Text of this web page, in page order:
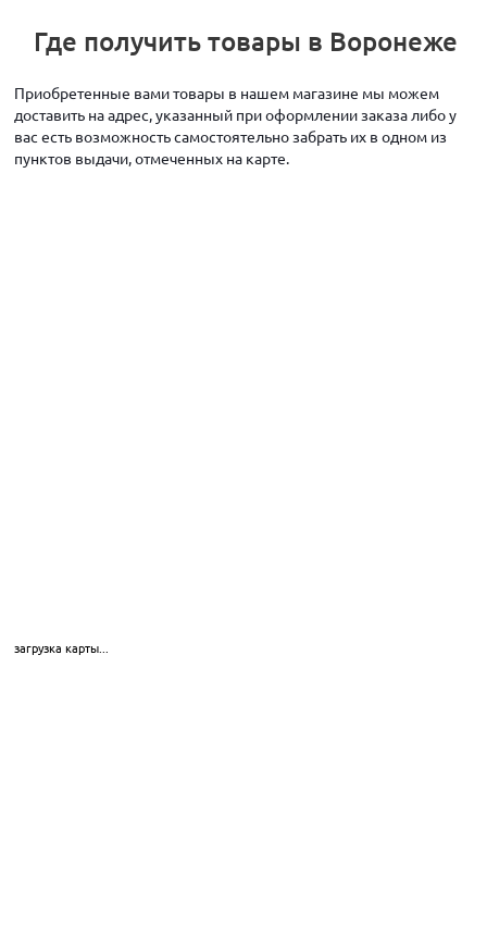
Где получить товары в Воронеже
Приобретенные вами товары в нашем магазине мы можем
доставить на адрес, указанный при оформлении заказа либо у
вас есть возможность самостоятельно забрать их в одном из
пунктов выдачи, отмеченных на карте.
загрузка карты...